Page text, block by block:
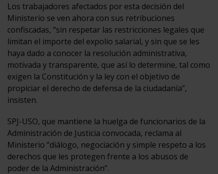
Los trabajadores afectados por esta decisión del
Ministerio se ven ahora con sus retribuciones
confiscadas, “sin respetar las restricciones legales que
limitan el importe del expolio salarial, y sin que se les
haya dado a conocer la resolución administrativa,
motivada y transparente, que así lo determine, tal como
exigen la Constitución y la ley con el objetivo de
propiciar el derecho de defensa de la ciudadanía”,
insisten.
SPJ-USO, que mantiene la huelga de funcionarios de la
Administración de Justicia convocada, reclama al
Ministerio “diálogo, negociación y simple respeto a los
derechos que les protegen frente a los abusos de
poder de la Administración”.